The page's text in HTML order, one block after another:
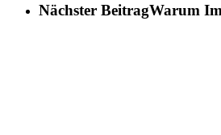
Nächster BeitragWarum